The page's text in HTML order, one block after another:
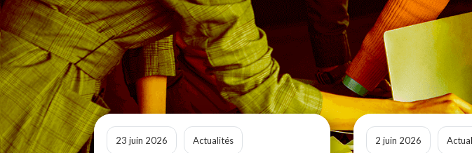
23 juin 2026 Actualités 2 juin 2026